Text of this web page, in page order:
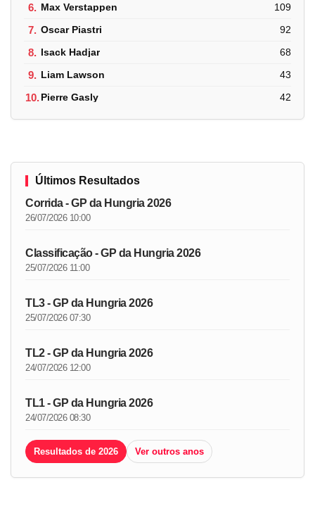
6. Max Verstappen 109
7. Oscar Piastri 92
8. Isack Hadjar 68
9. Liam Lawson 43
10.Pierre Gasly 42
Últimos Resultados
Corrida - GP da Hungria 2026
26/07/2026 10:00
Classificação - GP da Hungria 2026
25/07/2026 11:00
TL3 - GP da Hungria 2026
25/07/2026 07:30
TL2 - GP da Hungria 2026
24/07/2026 12:00
TL1 - GP da Hungria 2026
24/07/2026 08:30
Resultados de 2026 Ver outros anos